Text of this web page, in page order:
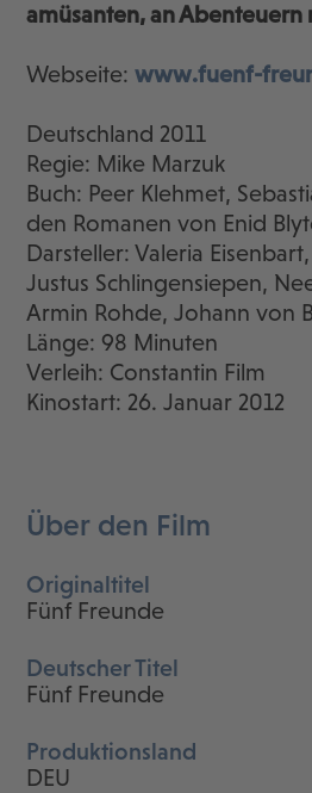
amüsanten, an
Webseite:www.fuenf-
Deutschland 2011
Regie: Mike Marzuk
Buch: Peer Klehmet,
den Romanen von Enid
Darsteller: Valeria
Justus Schlingensiepen,
Armin Rohde, Johann von
Länge: 98 Minuten
Verleih: Constantin Film
Kinostart: 26. Januar 2012
Über den Film
Originaltitel
Fünf Freunde
Deutscher Titel
Fünf Freunde
Produktionsland
DEU